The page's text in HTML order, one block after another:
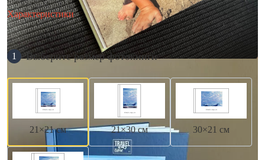
Характеристики
1 Выберите размер фотокниги
21×21 см 21×30 см 30×21 см